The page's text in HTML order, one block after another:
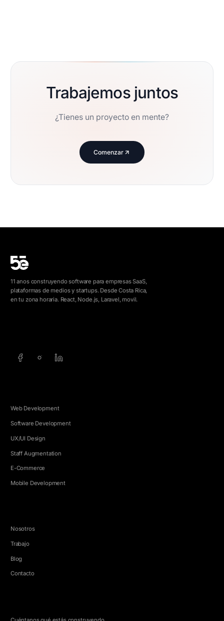
Trabajemos juntos
¿Tienes un proyecto en mente?
Comenzar
11 anos construyendo software para empresas SaaS,
plataformas de medios y startups. Desde Costa Rica,
en tu zona horaria. React, Node.js, Laravel, movil.
Web Development
Software Development
UX/UI Design
Staff Augmentation
E-Commerce
Mobile Development
Nosotros
Trabajo
Blog
Contacto